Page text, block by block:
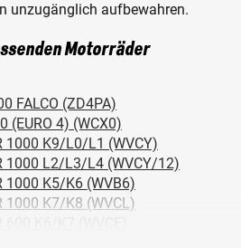
unzugänglich aufbewahren.
Motorräder
FALCO (ZD4PA)
(EURO 4) (WCX0)
1000 K9/L0/L1 (WVCY)
1000 L2/L3/L4 (WVCY/12)
1000 K5/K6 (WVB6)
1000 K7/K8 (WVCL)